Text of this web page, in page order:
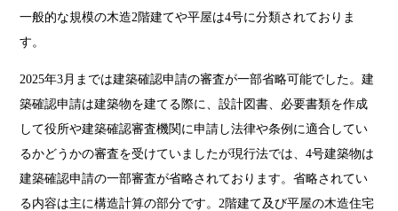
一般的な規模の木造2階建てや平屋は4号に分類されておりま
す。
2025年3 月までは建築確認申請の審査が一部省略可能でした。建
築確認申請は建築物を建てる際に、設計図書、必要書類を作成
して役所や建築確認審査機関に申請し法律や条例に適合してい
るかどうかの審査を受けていましたが現行法では、4号建築物は
建築確認申請の一部審査が省略されております。省略されてい
る内容は主に構造計算の部分です。 2階建て及び平屋の木造住宅